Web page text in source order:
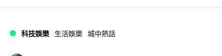
科技娛樂 生活娛樂 城中熱話